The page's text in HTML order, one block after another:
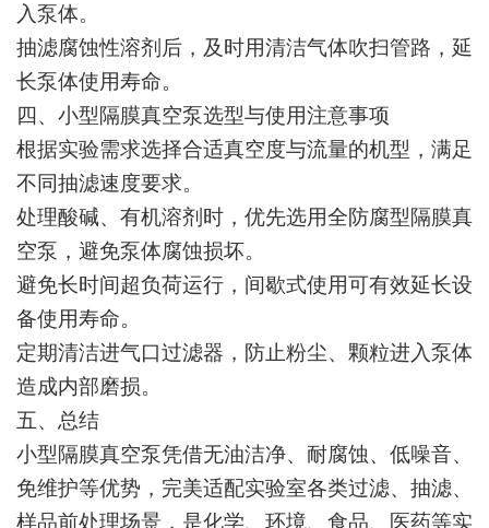
入泵体。
抽滤腐蚀性溶剂后，及时用清洁气体吹扫管路，延
长泵体使用寿命。
四、小型隔膜真空泵选型与使用注意事项
根据实验需求选择合适真空度与流量的机型，满足
不同抽滤速度要求。
处理酸碱、有机溶剂时，优先选用全防腐型隔膜真
空泵，避免泵体腐蚀损坏。
避免长时间超负荷运行，间歇式使用可有效延长设
备使用寿命。
定期清洁进气口过滤器，防止粉尘、颗粒进入泵体
造成内部磨损。
五、总结
小型隔膜真空泵凭借无油洁净、耐腐蚀、低噪音、
免维护等优势，完美适配实验室各类过滤、抽滤、
样品前处理场景，是化学、环境、食品、医药等实